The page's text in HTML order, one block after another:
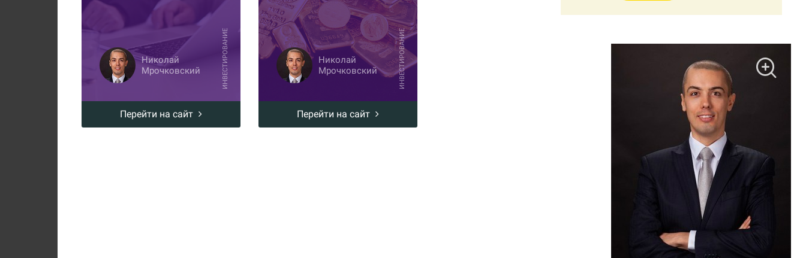
ИНВЕСТИРОВАНИЕ
Николай
Мрочковский
Перейти на сайт
ИНВЕСТИРОВАНИЕ
Николай
Мрочковский
Перейти на сайт